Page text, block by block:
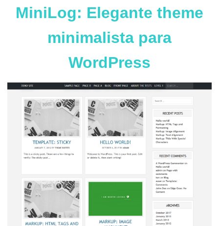
MiniLog: Elegante theme
minimalista para
WordPress